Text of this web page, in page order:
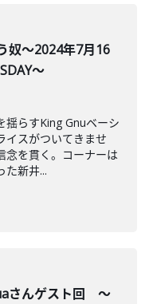
奴～2024年7月16
～
揺らすKing Gnuベーシ
イスがついてきませ
念を貫く。コーナーは
た新井...
さんゲスト回 ～